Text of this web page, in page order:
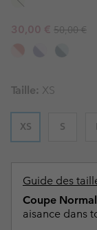
Sale price:
30,00 € Regular
50,00 €
Taille: XS
XS S
Guide des
Coupe
aisance dans